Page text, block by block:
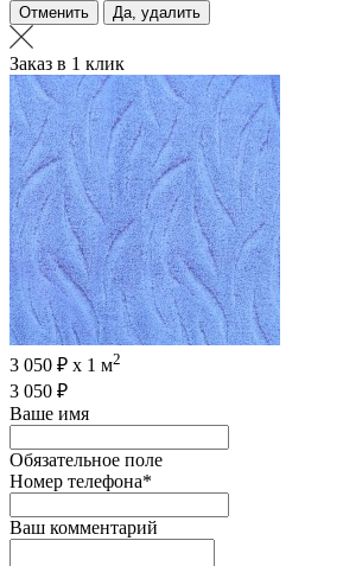
Отменить Да, удалить
Заказ в 1 клик
3 050 ₽ х 1 м2
3 050 ₽
Ваше имя
Обязательное поле
Номер телефона*
Ваш комментарий